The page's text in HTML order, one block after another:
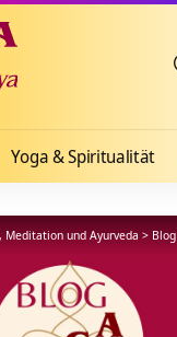
Yoga & Spiritualität
Meditation und Ayurveda > Blog